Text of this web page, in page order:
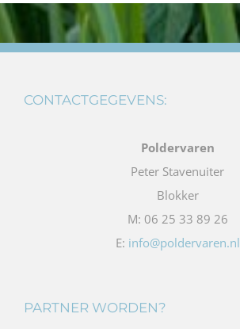
CONTACTGEGEVENS:
Poldervaren
Peter Stavenuiter
Blokker
M: 06 25 33 89 26
E: info@poldervaren.nl
PARTNER WORDEN?